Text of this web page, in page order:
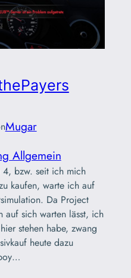
Mugar
Allgemein
4, bzw. seit ich mich
kaufen, warte ich auf
Da Project
auf sich warten lässt, ich
stehen habe, zwang
heute dazu